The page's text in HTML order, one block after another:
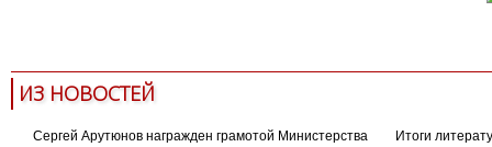
ИЗ НОВОСТЕЙ
Сергей Арутюнов награжден грамотой Министерства
Итоги